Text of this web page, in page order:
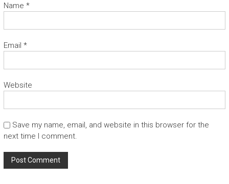
Name *
Email *
Website
Save my name, email, and website in this browser for the
next time I comment.